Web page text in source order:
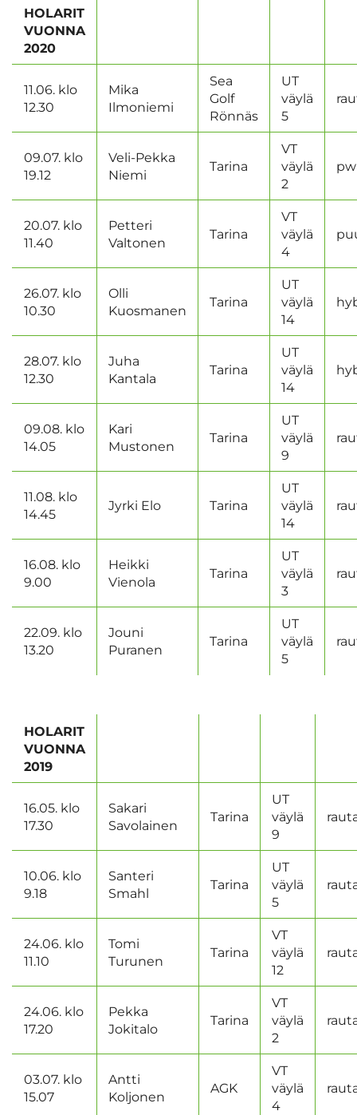
HOLARIT
VUONNA
2020
11.06. klo
12.30
Mika
Ilmoniemi
Sea
Golf
Rönnäs
UT
väylä
5
09.07. klo
19.12
Veli-Pekka
Niemi
Tarina
VT
väylä
2
pw
20.07. klo
11.40
Petteri
Valtonen
Tarina
VT
väylä
4
26.07. klo
10.30
Olli
Kuosmanen
Tarina
UT
väylä
14
28.07. klo
12.30
Juha
Kantala
Tarina
UT
väylä
14
09.08. klo
14.05
Kari
Mustonen
Tarina
UT
väylä
9
11.08. klo
14.45
Jyrki Elo Tarina
UT
väylä
14
16.08. klo
9.00
Heikki
Vienola
Tarina
UT
väylä
3
22.09. klo
13.20
Jouni
Puranen
Tarina
UT
väylä
5
HOLARIT
VUONNA
2019
16.05. klo
17.30
Sakari
Savolainen
Tarina
UT
väylä
9
10.06. klo
9.18
Santeri
Smahl
Tarina
UT
väylä
5
24.06. klo
11.10
Tomi
Turunen
Tarina
VT
väylä
12
24.06. klo
17.20
Pekka
Jokitalo
Tarina
VT
väylä
2
03.07. klo
15.07
Antti
Koljonen
AGK
VT
väylä
4